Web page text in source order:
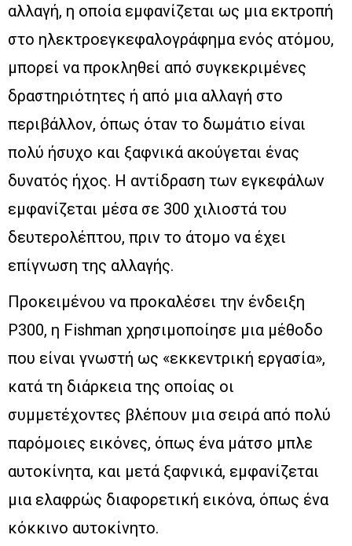
αλλαγή, η οποία εμφανίζεται ως μια εκτροπή
στο ηλεκτροεγκεφαλογράφημα ενός ατόμου,
μπορεί να προκληθεί από συγκεκριμένες
δραστηριότητες ή από μια αλλαγή στο
περιβάλλον, όπως όταν το δωμάτιο είναι
πολύ ήσυχο και ξαφνικά ακούγεται ένας
δυνατός ήχος. Η αντίδραση των εγκεφάλων
εμφανίζεται μέσα σε 300 χιλιοστά του
δευτερολέπτου, πριν το άτομο να έχει
επίγνωση της αλλαγής.
Προκειμένου να προκαλέσει την ένδειξη
P300, η Fishman χρησιμοποίησε μια μέθοδο
που είναι γνωστή ως «εκκεντρική εργασία»,
κατά τη διάρκεια της οποίας οι
συμμετέχοντες βλέπουν μια σειρά από πολύ
παρόμοιες εικόνες, όπως ένα μάτσο μπλε
αυτοκίνητα, και μετά ξαφνικά, εμφανίζεται
μια ελαφρώς διαφορετική εικόνα, όπως ένα
κόκκινο αυτοκίνητο.